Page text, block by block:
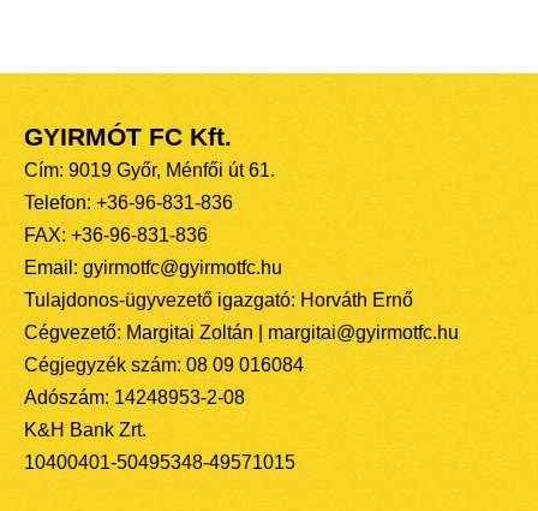
GYIRMÓT FC Kft.
Cím: 9019 Győr, Ménfői út 61.
Telefon: +36-96-831-836
FAX: +36-96-831-836
Email: gyirmotfc@gyirmotfc.hu
Tulajdonos-ügyvezető igazgató: Horváth Ernő
Cégvezető: Margitai Zoltán | margitai@gyirmotfc.hu
Cégjegyzék szám: 08 09 016084
Adószám: 14248953-2-08
K&H Bank Zrt.
10400401-50495348-49571015